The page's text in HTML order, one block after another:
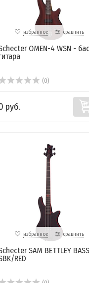
избранное сравнить
OMEN-4 WSN - бас
(0)
руб.
избранное сравнить
SAM BETTLEY BASS
RED